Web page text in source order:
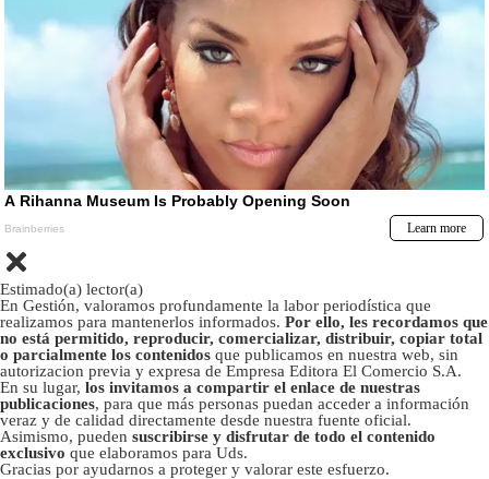
Estimado(a) lector(a)
En Gestión, valoramos profundamente la labor periodística que
realizamos para mantenerlos informados. Por ello, les recordamos que
no está permitido, reproducir, comercializar, distribuir, copiar total
o parcialmente los contenidos que publicamos en nuestra web, sin
autorizacion previa y expresa de Empresa Editora El Comercio S.A.
En su lugar, los invitamos a compartir el enlace de nuestras
publicaciones, para que más personas puedan acceder a información
veraz y de calidad directamente desde nuestra fuente oficial.
Asimismo, pueden suscribirse y disfrutar de todo el contenido
exclusivo que elaboramos para Uds.
Gracias por ayudarnos a proteger y valorar este esfuerzo.